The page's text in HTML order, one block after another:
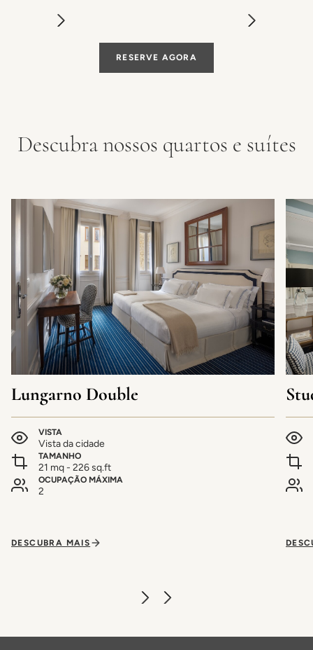
RESERVE AGORA
Descubra nossos quartos e suítes
Lungarno Double
VISTA
Vista da cidade
TAMANHO
21 mq - 226 sq.ft
OCUPAÇÃO MÁXIMA
2
DESCUBRA MAIS